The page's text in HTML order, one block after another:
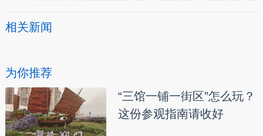
相关新闻
为你推荐
“三馆一铺一街区”怎么玩？
这份参观指南请收好